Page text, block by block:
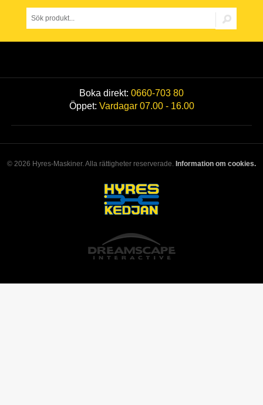
Boka direkt: 0660-703 80
Öppet: Vardagar 07.00 - 16.00
© 2026 Hyres-Maskiner. Alla rättigheter reserverade. Information om cookies.